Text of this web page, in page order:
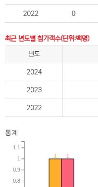
2022 0
최근 년도별 참가객수(단위:백명)
년도
2024
2023
2022
통계
1 1
0.8
0.9
1
1.1